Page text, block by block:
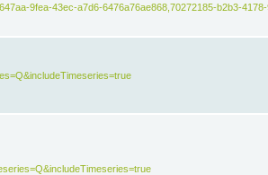
9fea-43ec-a7d6-6476a76ae868,70272185-b2b3-